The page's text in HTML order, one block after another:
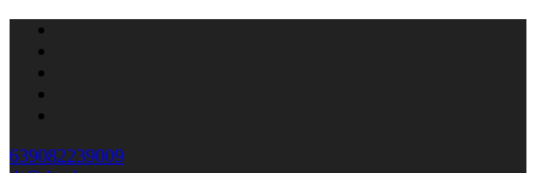
639082239009